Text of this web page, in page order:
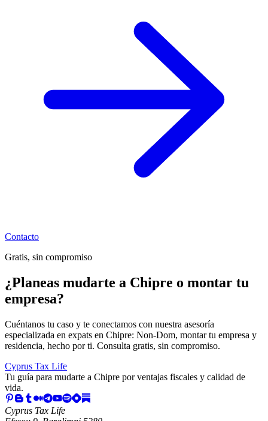
Contacto
Gratis, sin compromiso
¿Planeas mudarte a Chipre o montar tu
empresa?
Cuéntanos tu caso y te conectamos con nuestra asesoría
especializada en expats en Chipre: Non-Dom, montar tu empresa y
residencia, hecho por ti. Consulta gratis, sin compromiso.
Cyprus Tax Life
Tu guía para mudarte a Chipre por ventajas fiscales y calidad de
vida.
Cyprus Tax Life